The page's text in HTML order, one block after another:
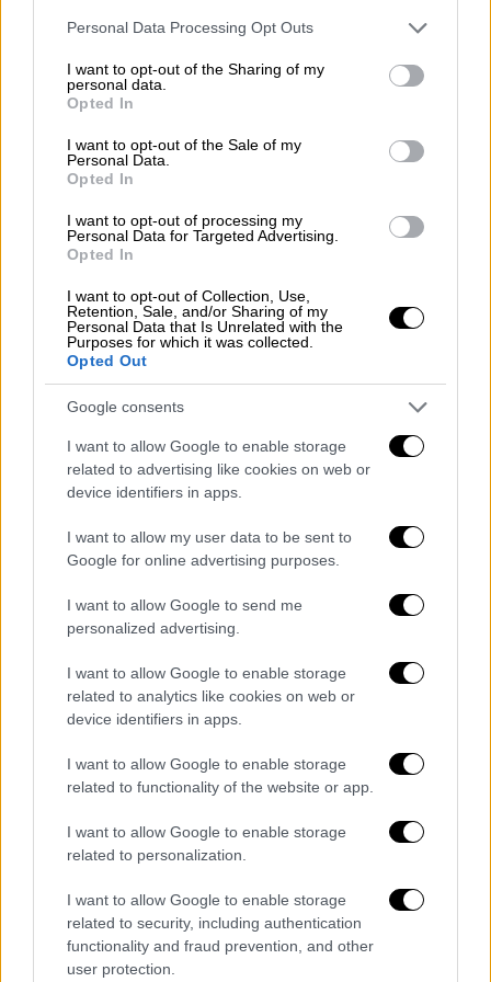
Please note that this website/app uses one or more Google
not limited to your visit or usage behaviour. You may click to
grant or deny consent to Google and its third-party tags to
use your data for below specified purposes in below Google
consent section.
Personal Data Processing Opt Outs
I want to opt-out of the Sharing of my
personal data.
Opted In
I want to opt-out of the Sale of my
Personal Data.
Opted In
I want to opt-out of processing my
Personal Data for Targeted Advertising.
Opted In
I want to opt-out of Collection, Use,
Retention, Sale, and/or Sharing of my
Personal Data that Is Unrelated with the
Purposes for which it was collected.
Opted Out
Google consents
I want to allow Google to enable storage
related to advertising like cookies on web or
device identifiers in apps.
I want to allow my user data to be sent to
Google for online advertising purposes.
I want to allow Google to send me
personalized advertising.
I want to allow Google to enable storage
related to analytics like cookies on web or
device identifiers in apps.
I want to allow Google to enable storage
related to functionality of the website or app.
I want to allow Google to enable storage
related to personalization.
I want to allow Google to enable storage
related to security, including authentication
functionality and fraud prevention, and other
user protection.
video
Άγνωστο ρήγμα πίσω από το σεισμό
Μιλώντας στοeviathema,ο σεισμολόγος
Ευθύμιος Λέκκας, εξήγησε πως ο σεισμός
είναι υπό παρακολούθηση και αξιολόγηση
καθώς η περιοχή δίνει σεισμικές δονήσεις
εδώ και δέκα ημέρες
«Στις 6:32 το πρωί έγινε αισθητός σεισμός
στην Εύβοια4,8 της κλίμακας Ρίχτερ
ακολούθησε μετασεισμός με μέγεθος 3,2
Ρίχτερ. Ησεισμική δραστηριότητα
βρίσκεται σε εξέλιξη στην περιοχή της
περιοχή δεν έχει δώσει στο παρελθόν
σεισμική δραστηριότητα και γι’αυτό κοιτάμε
να δούμε τι δομές υπάρχουν καθώς δεν είναι
εμφανές κάποιο ρήγμα. Όμως δεν
αποκλείουμε να σημειωθεί ξανά σεισμός στο
ίδιο μέγεθος με τον πρώτο». «Άρα δεν
μπορούμε να γνωρίζουμε αν πρόκειται για
τον κύριο σεισμό ή όχι»